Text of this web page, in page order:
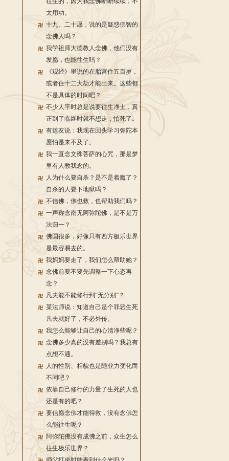
太用功。
十九、二十愿，说的是疑惑佛智的
念佛人吗？
我学祖师大德教人念佛，他们没有
发愿，也能往生吗？
《观经》里说的在胎宫住五百岁，
或者住十二大劫才能出来。这些都
不是具体的时间吧？
不少人平时总是说要往生净土，真
正到了临终时就不想走，怕死了。
有莲友说：我现在回头学习弥陀本
愿怕是来不及了。
我一直念文殊菩萨的心咒，那是梦
里有人教我念的。
人为什么要自杀？是不是着魔了？
自杀的人要下地狱吗？
不信佛，佛也救，也帮助我们吗？
一声称念南无阿弥陀佛，是不是万
法归一？
佛国很多，好像只有西方极乐世界
是最容易去的。
我妈妈要走了，我们怎么帮助她？
念佛前要不要先调整一下心态再
念？
凡夫能不能修行到“无分别”？
某法师说：知道自己是个罪恶生死
凡夫就好了，不必外传。
我怎么能够让自己的心清净些呢？
念佛多少真的没有差别吗？我总有
点想不通。
人的性别、相貌也是随业力变化而
不同吧？
依靠自己修行的力量了生死的人也
还是有的吧？
要信愿念佛才能得救，没有念佛怎
么能往生呢？
阿弥陀佛没有成佛之前，众生怎么
往生极乐世界？